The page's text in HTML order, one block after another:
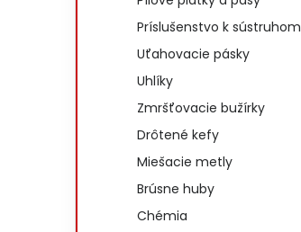
Príslušenstvo k sústruhom
Uťahovacie pásky
Uhlíky
Zmršťovacie bužírky
Drôtené kefy
Miešacie metly
Brúsne huby
Chémia